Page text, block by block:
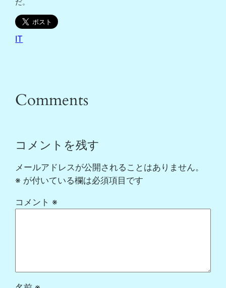
だ。
IT
Comments
コメントを残す
メールアドレスが公開されることはありません。
※ が付いている欄は必須項目です
コメント ※